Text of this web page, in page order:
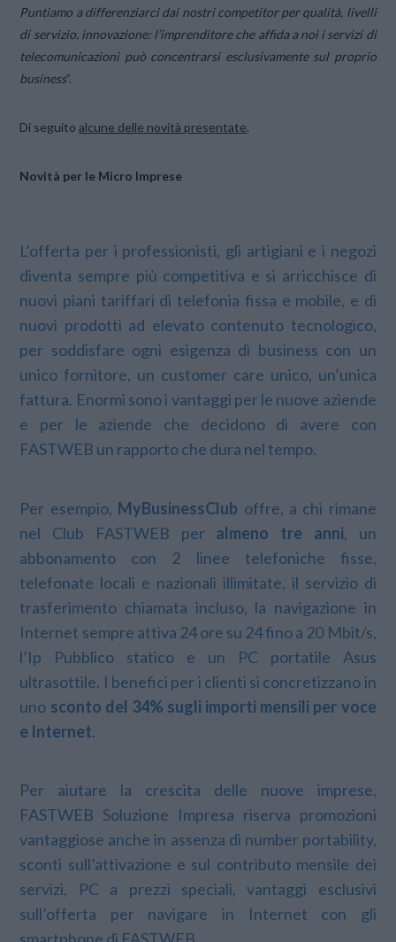
Puntiamo a differenziarci dai nostri competitor per qualità, livelli
di servizio, innovazione: l’imprenditore che affida a noi i servizi di
telecomunicazioni può concentrarsi esclusivamente sul proprio
business”.
Di seguitoalcune delle novità presentate.
Novità per le Micro Imprese
L’offerta per i professionisti, gli artigiani e i negozi
diventa sempre più competitiva e si arricchisce di
nuovi piani tariffari di telefonia fissa e mobile, e di
nuovi prodotti ad elevato contenuto tecnologico,
per soddisfare ogni esigenza di business con un
unico fornitore, un customer care unico, un’unica
fattura. Enormi sono i vantaggi per le nuove aziende
e per le aziende che decidono di avere con
FASTWEB un rapporto che dura nel tempo.
Per esempio, MyBusinessClub offre, a chi rimane
nel Club FASTWEB per almeno tre anni, un
abbonamento con 2 linee telefoniche fisse,
telefonate locali e nazionali illimitate, il servizio di
trasferimento chiamata incluso, la navigazione in
Internet sempre attiva 24 ore su 24 fino a 20 Mbit/s,
l’Ip Pubblico statico e un PC portatile Asus
ultrasottile. I benefici per i clienti si concretizzano in
uno sconto del 34% sugli importi mensili per voce
e Internet.
Per aiutare la crescita delle nuove imprese,
FASTWEB Soluzione Impresa riserva promozioni
vantaggiose anche in assenza di number portability,
sconti sull’attivazione e sul contributo mensile dei
servizi, PC a prezzi speciali, vantaggi esclusivi
sull’offerta per navigare in Internet con gli